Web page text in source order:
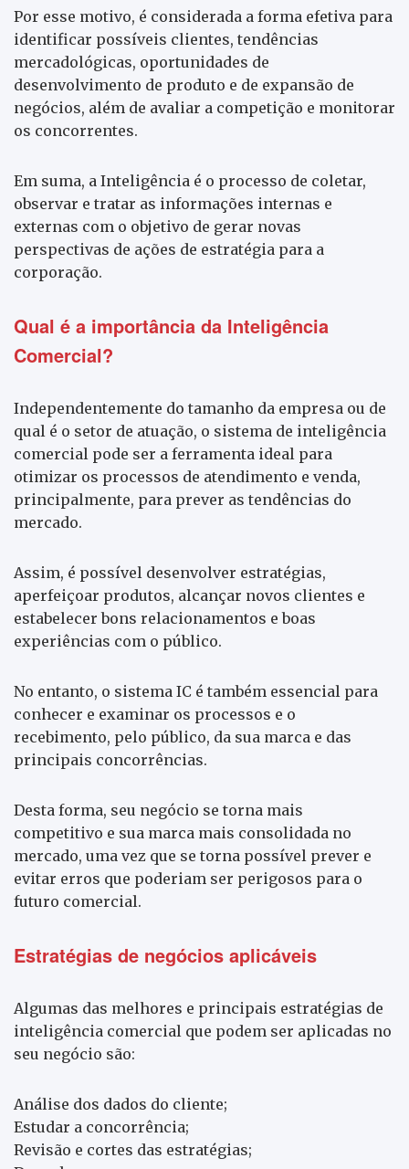
Por esse motivo, é considerada a forma efetiva para
identificar possíveis clientes, tendências
mercadológicas, oportunidades de
desenvolvimento de produto e de expansão de
negócios, além de avaliar a competição e monitorar
os concorrentes.
Em suma, a Inteligência é o processo de coletar,
observar e tratar as informações internas e
externas com o objetivo de gerar novas
perspectivas de ações de estratégia para a
corporação.
Qual é a importância da Inteligência
Comercial?
Independentemente do tamanho da empresa ou de
qual é o setor de atuação, o sistema de inteligência
comercial pode ser a ferramenta ideal para
otimizar os processos de atendimento e venda,
principalmente, para prever as tendências do
mercado.
Assim, é possível desenvolver estratégias,
aperfeiçoar produtos, alcançar novos clientes e
estabelecer bons relacionamentos e boas
experiências com o público.
No entanto, o sistema IC é também essencial para
conhecer e examinar os processos e o
recebimento, pelo público, da sua marca e das
principais concorrências.
Desta forma, seu negócio se torna mais
competitivo e sua marca mais consolidada no
mercado, uma vez que se torna possível prever e
evitar erros que poderiam ser perigosos para o
futuro comercial.
Estratégias de negócios aplicáveis
Algumas das melhores e principais estratégias de
inteligência comercial que podem ser aplicadas no
seu negócio são:
Análise dos dados do cliente;
Estudar a concorrência;
Revisão e cortes das estratégias;